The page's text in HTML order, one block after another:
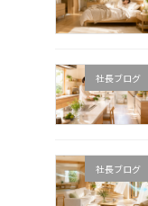
社長ブログ
社長ブログ